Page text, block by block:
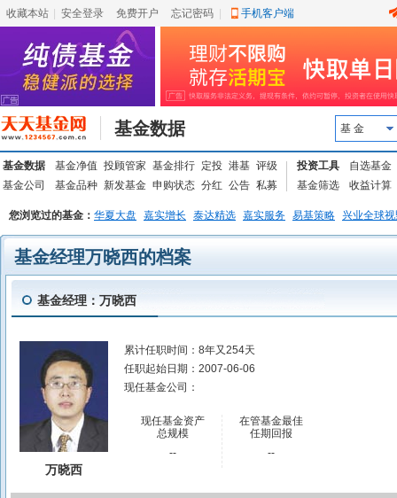
收藏本站 安全登录 免费开户 忘记密码 手机客户端
基金数据 基 金
基金数据 基金净值 投顾管家 基金排行 定投 港基 评级
基金公司
基金品种 新发基金 申购状态 分红 公告 私募
投资工具
自选基金
基金筛选
收益计算
您浏览过的基金： 华夏大盘 嘉实增长 泰达精选 嘉实服务 易基策略 兴业全球
基金经理万晓西的档案
基金经理：万晓西
万晓西
累计任职时间： 8年又254天
任职起始日期： 2007-06-06
现任基金公司：
现任基金资产
总规模
--
在管基金最佳
任期回报
--